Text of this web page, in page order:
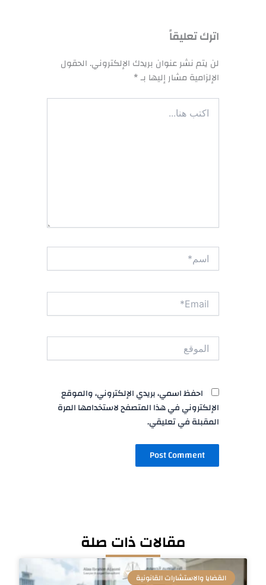
اترك تعليقاً
لن يتم نشر عنوان بريدك الإلكتروني.الحقول
الإلزامية مشار إليها بـ*
اكتب
هنا...
اسم*
Email*
الموقع
احفظ اسمي، بريدي الإلكتروني، والموقع
الإلكتروني في هذا المتصفح لاستخدامها المرة
المقبلة في تعليقي.
مقالات ذات صلة
القضايا والاستشارات القانونية